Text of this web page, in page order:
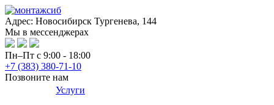
Адрес: Новосибирск Тургенева, 144
Мы в мессенджерах
Пн–Пт с 9:00 - 18:00
+7 (383) 380-71-10
Позвоните нам
Услуги